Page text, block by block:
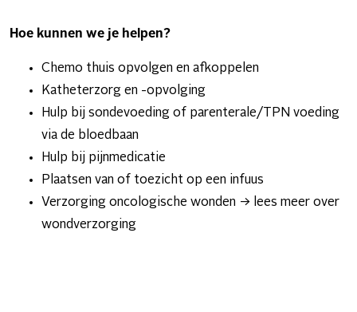
Hoe kunnen we je helpen?
Chemo thuis opvolgen en afkoppelen
Katheterzorg en -opvolging
Hulp bij sondevoeding of parenterale/TPN voeding
via de bloedbaan
Hulp bij pijnmedicatie
Plaatsen van of toezicht op een infuus
Verzorging oncologische wonden -> lees meer over
wondverzorging